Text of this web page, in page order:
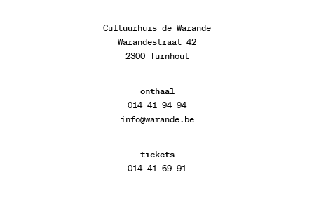
Cultuurhuis de Warande
Warandestraat 42
2300 Turnhout
onthaal
014 41 94 94
info@warande.be
tickets
014 41 69 91